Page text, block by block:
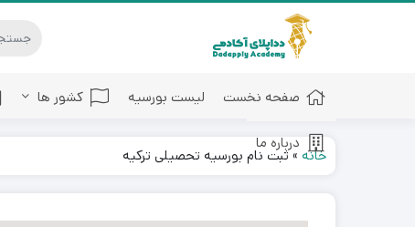
صفحه نخست لیست بورسیه کشور ها
درباره ما
خانه »ثبت نام بورسیه تحصیلی ترکیه